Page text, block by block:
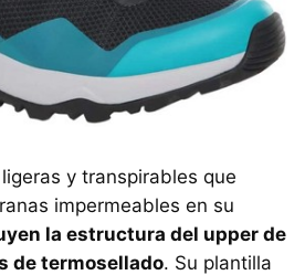
y transpirables que
impermeables en su
la estructura del upper de
de termosellado. Su plantilla